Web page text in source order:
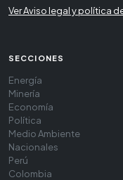
Ver Aviso legal y política
SECCIONES
Energía
Minería
Economía
Política
Medio Ambiente
Nacionales
Perú
Colombia